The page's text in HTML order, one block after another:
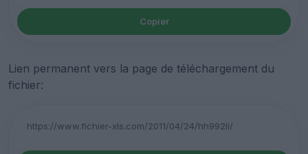
Copier
Lien permanent vers la page de téléchargement du
fichier: